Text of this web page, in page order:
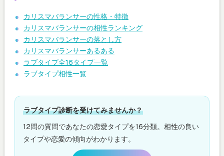
カリスマバランサーの性格・特徴
カリスマバランサーの相性ランキング
カリスマバランサーの落とし方
カリスマバランサーあるある
ラブタイプ全16タイプ一覧
ラブタイプ相性一覧
ラブタイプ診断を受けてみませんか？
12問の質問であなたの恋愛タイプを16分類。相性の良い
タイプや恋愛の傾向がわかります。